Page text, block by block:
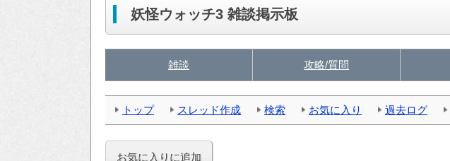
妖怪ウォッチ3 雑談掲示板
雑談 攻略/質問
トップ スレッド作成 検索 お気に入り 過去ログ